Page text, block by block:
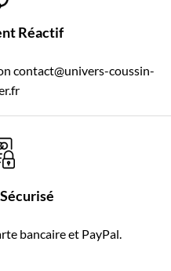
Réactif
contact@univers-coussin-
bancaire et PayPal.